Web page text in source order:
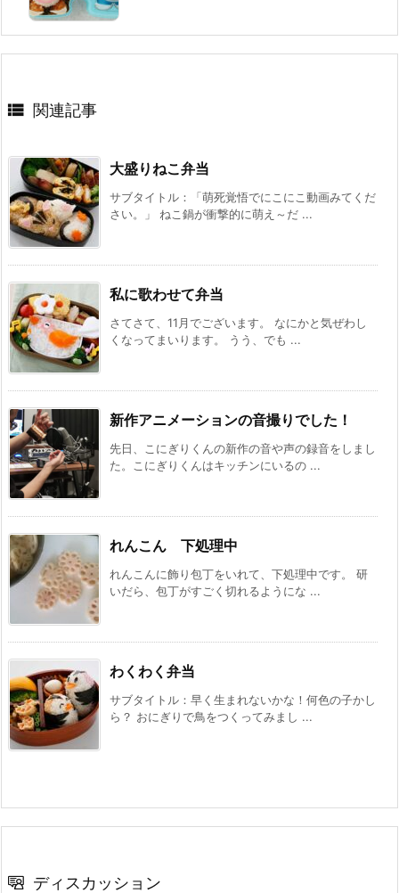
 関連記事
大盛りねこ弁当
サブタイトル：「萌死覚悟でにこにこ動画みてくだ
さい。」 ねこ鍋が衝撃的に萌え～だ ...
私に歌わせて弁当
さてさて、11月でございます。 なにかと気ぜわし
くなってまいります。 うう、でも ...
新作アニメーションの音撮りでした！
先日、こにぎりくんの新作の音や声の録音をしまし
た。こにぎりくんはキッチンにいるの ...
れんこん 下処理中
れんこんに飾り包丁をいれて、下処理中です。 研
いだら、包丁がすごく切れるようにな ...
わくわく弁当
サブタイトル：早く生まれないかな！何色の子かし
ら？ おにぎりで鳥をつくってみまし ...
ディスカッション